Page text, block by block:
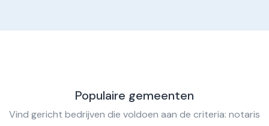
Populaire gemeenten
Vind gericht bedrijven die voldoen aan de criteria: notaris